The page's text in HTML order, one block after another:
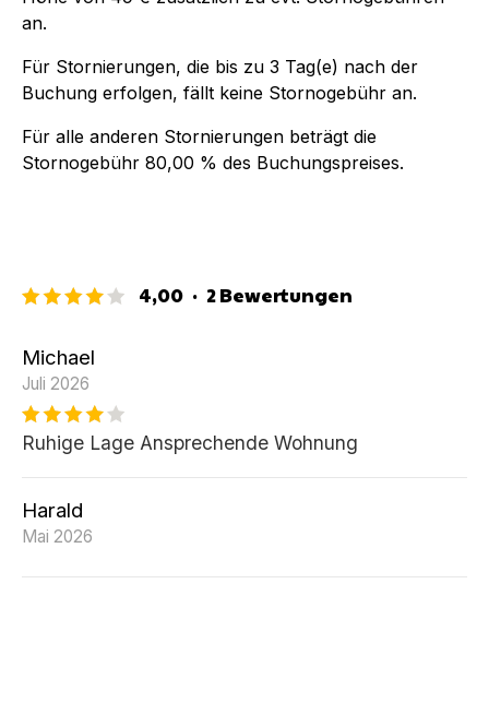
an.
Für Stornierungen, die bis zu 3 Tag(e) nach der
Buchung erfolgen, fällt keine Stornogebühr an.
Für alle anderen Stornierungen beträgt die
Stornogebühr 80,00 % des Buchungspreises.
4,00 · 2Bewertungen
Michael
Juli 2026
Ruhige Lage Ansprechende Wohnung
Harald
Mai 2026